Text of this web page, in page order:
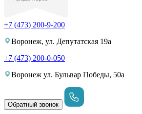
+7 (473) 200-9-200
Воронеж, ул. Депутатская 19а
+7 (473) 200-0-050
Воронеж ул. Бульвар Победы, 50а
Обратный звонок